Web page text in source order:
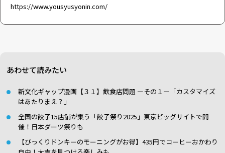
https://www.yousyusyonin.com/
あわせて読みたい
新文化ギャップ漫画【３１】飲食店問題 ーその１ー「カスタマイズ
はあたりまえ？」
全国の餃子15店舗が集う「餃子祭り2025」東京ビッグサイトで開
催！日本ダーツ祭りも
【びっくりドンキーのモーニングがお得】435円でコーヒーおかわり